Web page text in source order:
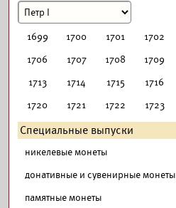
1699 1700 1701 1702
1706
1707 1708 1709
1713
1714 1715 1716
1720
1721 1722 1723
Специальные выпуски
никелевые монеты
донативные и сувенирные монеты
памятные монеты